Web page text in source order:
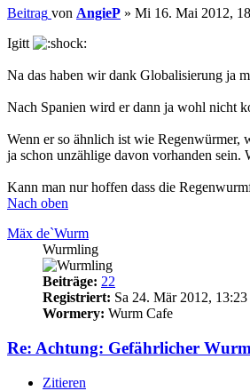
Beitrag von AngieP » Mi 16. Mai 2012,
Igitt
Na das haben wir dank Globalisierung ja
Nach Spanien wird er dann ja wohl nicht
Wenn er so ähnlich ist wie Regenwürmer,
ja schon unzählige davon vorhanden
Kann man nur hoffen dass die
Nach oben
Mäx de`Wurm
Wurmling
Beiträge: 22
Registriert: Sa 24. Mär 2012, 13:23
Wormery: Wurm Cafe
Re: Achtung: Gefährlicher
Zitieren